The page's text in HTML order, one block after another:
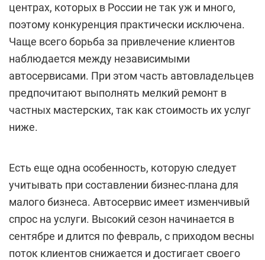
центрах, которых в России не так уж и много,
поэтому конкуренция практически исключена.
Чаще всего борьба за привлечение клиентов
наблюдается между независимыми
автосервисами. При этом часть автовладельцев
предпочитают выполнять мелкий ремонт в
частных мастерских, так как стоимость их услуг
ниже.
Есть еще одна особенность, которую следует
учитывать при составлении бизнес-плана для
малого бизнеса. Автосервис имеет изменчивый
спрос на услуги. Высокий сезон начинается в
сентябре и длится по февраль, с приходом весны
поток клиентов снижается и достигает своего